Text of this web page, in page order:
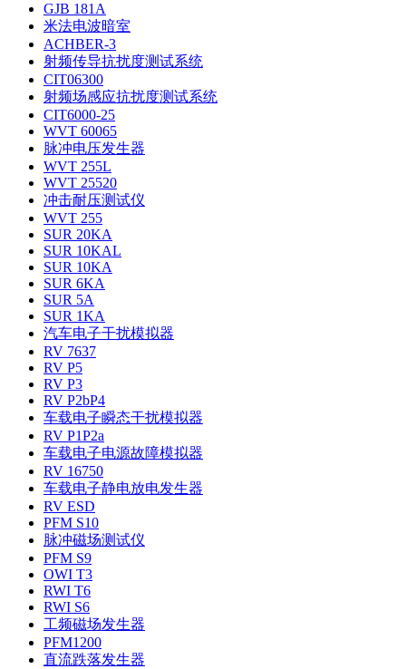
GJB 181A
米法电波暗室
ACHBER-3
射频传导抗扰度测试系统
CIT06300
射频场感应抗扰度测试系统
CIT6000-25
WVT 60065
脉冲电压发生器
WVT 255L
WVT 25520
冲击耐压测试仪
WVT 255
SUR 20KA
SUR 10KAL
SUR 10KA
SUR 6KA
SUR 5A
SUR 1KA
汽车电子干扰模拟器
RV 7637
RV P5
RV P3
RV P2bP4
车载电子瞬态干扰模拟器
RV P1P2a
车载电子电源故障模拟器
RV 16750
车载电子静电放电发生器
RV ESD
PFM S10
脉冲磁场测试仪
PFM S9
OWI T3
RWI T6
RWI S6
工频磁场发生器
PFM1200
直流跌落发生器